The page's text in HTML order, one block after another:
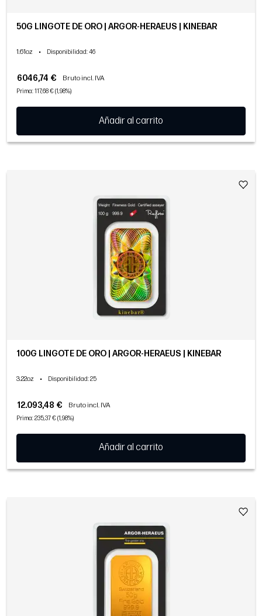
50G LINGOTE DE ORO | ARGOR-HERAEUS | KINEBAR
1.61oz • Disponibilidad: 46
6046,74 € Bruto incl. IVA
Prima: 117,68 € (1,98%)
Añadir al carrito
100G LINGOTE DE ORO | ARGOR-HERAEUS | KINEBAR
3.22oz • Disponibilidad: 25
12.093,48 € Bruto incl. IVA
Prima: 235,37 € (1,98%)
Añadir al carrito